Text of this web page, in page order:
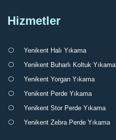
Hizmetler
Yenikent Halı Yıkama
Yenikent Buharlı Koltuk Yıkama
Yenikent Yorgan Yıkama
Yenikent Perde Yıkama
Yenikent Stor Perde Yıkama
Yenikent Zebra Perde Yıkama